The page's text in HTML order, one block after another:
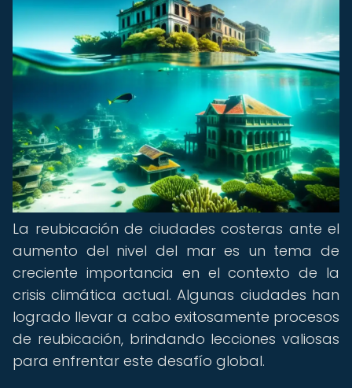
La reubicación de ciudades costeras ante el
aumento del nivel del mar es un tema de
creciente importancia en el contexto de la
crisis climática actual. Algunas ciudades han
logrado llevar a cabo exitosamente procesos
de reubicación, brindando lecciones valiosas
para enfrentar este desafío global.